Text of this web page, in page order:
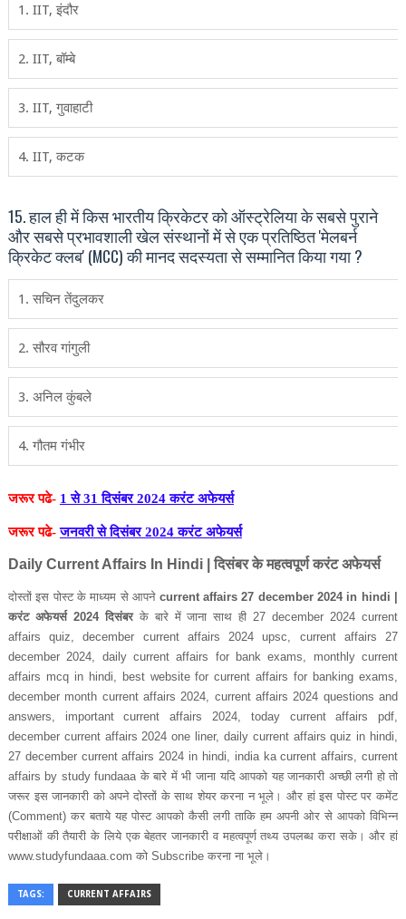
1. IIT, इंदौर
2. IIT, बॉम्‍बे
3. IIT, गुवाहाटी
4. IIT, कटक
15. हाल ही में किस भारतीय क्रिकेटर को ऑस्ट्रेलिया के सबसे पुराने
और सबसे प्रभावशाली खेल संस्थानों में से एक प्रतिष्ठित 'मेलबर्न
क्रिकेट क्लब' (MCC) की मानद सदस्यता से सम्मानित किया गया ?
1. सचिन तेंदुलकर
2. सौरव गांगुली
3. अनिल कुंबले
4. गौतम गंभीर
जरूर पढे- 1 से 31 दिसंबर 2024 करंट अफेयर्स
जरूर पढे-जनवरी से दिसंबर 2024 करंट अफेयर्स
Daily Current Affairs In Hindi |दिसंबर के महत्‍वपूर्ण करंट अफेयर्स
दोस्‍तों इस पोस्‍ट के माध्‍यम से आपने current affairs 27 december 2024 in hindi |
करंट अफेयर्स 2024 दिसंबर के बारे में जाना साथ ही 27 december 2024 current
affairs quiz, december current affairs 2024 upsc, current affairs 27
december 2024, daily current affairs for bank exams, monthly current
affairs mcq in hindi, best website for current affairs for banking exams,
december month current affairs 2024, current affairs 2024 questions and
answers, important current affairs 2024, today current affairs pdf,
december current affairs 2024 one liner, daily current affairs quiz in hindi,
27 december current affairs 2024 in hindi, india ka current affairs, current
affairs by study fundaaa के बारे में भी जाना यदि आपको यह जानकारी अच्‍छी लगी हो तो
जरूर इस जानकारी को अपने दोस्‍तों के साथ शेयर करना न भूले। और हां इस पोस्‍ट पर कमेंट
(Comment)कर बताये यह पोस्‍ट आपको कैसी लगी ताकि हम अपनी ओर से आपको विभिन्‍न
परीक्षाओं की तैयारी के लिये एक बेहतर जानकारी व महत्‍वपूर्ण तथ्‍य उपलब्‍ध करा सके। और हां
www.studyfundaaa.com को Subscribe करना ना भूले।
TAGS: CURRENT AFFAIRS